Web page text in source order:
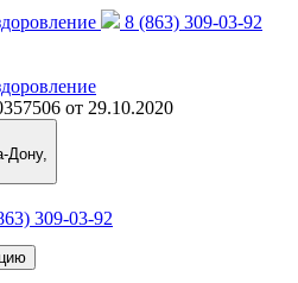
8 (863) 309-03-92
от 29.10.2020
Дону,
309-03-92